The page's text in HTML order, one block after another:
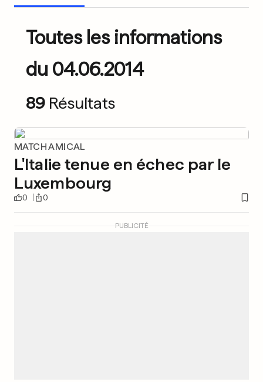
Toutes les informations
du 04.06.2014
89 Résultats
MATCH AMICAL
L'Italie tenue en échec par le
Luxembourg
0 0
PUBLICITÉ